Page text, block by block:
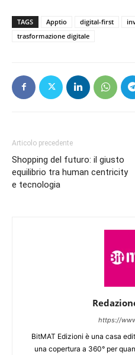
TAGS Apptio digital-first
trasformazione digitale
Articolo precedente
Shopping del futuro: il giusto
equilibrio tra human centricity
e tecnologia
https://
BitMAT Edizioni è una casa
una copertura a 360° per